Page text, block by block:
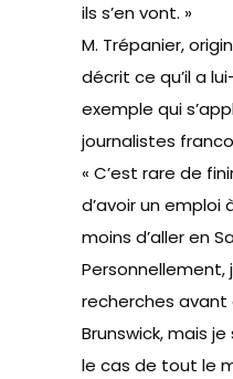
ils s’en vont. »
M. Trépanier,
décrit ce qu’il a
exemple qui
journalistes
« C’est rare de
d’avoir un emploi
moins d’aller en
Personnellement,
recherches avant
Brunswick, mais
le cas de tout le